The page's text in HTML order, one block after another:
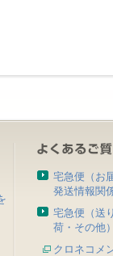
宅急便（お
発送情報関係
宅急便（送
荷・その他）
クロネコメ